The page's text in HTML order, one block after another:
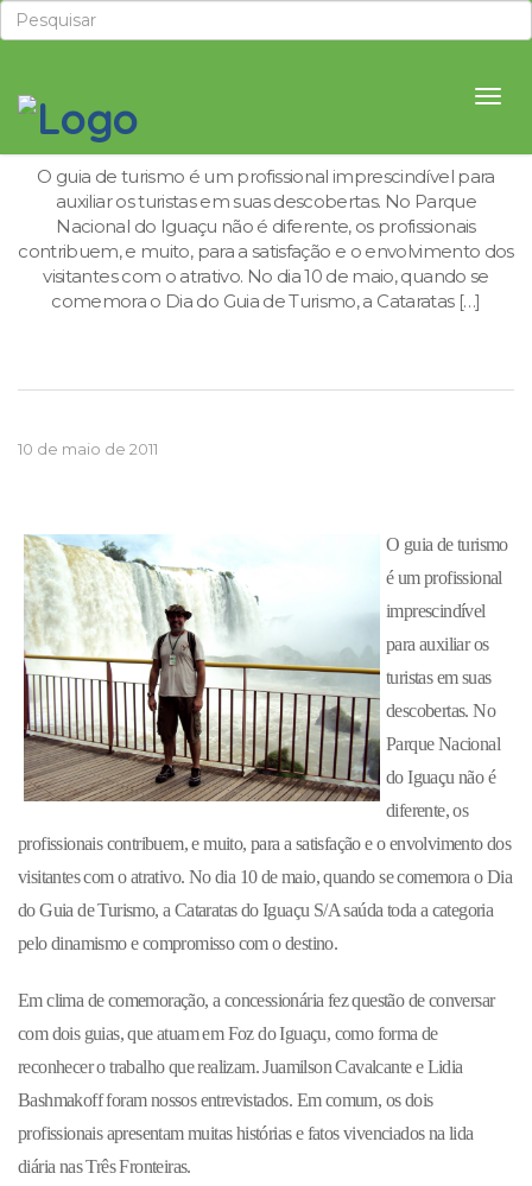
10 de maio é Dia do Guia de Turismo
O guia de turismo é um profissional imprescindível para
auxiliar os turistas em suas descobertas. No Parque
Nacional do Iguaçu não é diferente, os profissionais
contribuem, e muito, para a satisfação e o envolvimento dos
visitantes com o atrativo. No dia 10 de maio, quando se
comemora o Dia do Guia de Turismo, a Cataratas […]
10 de maio de 2011
O guia de turismo
é um profissional
imprescindível
para auxiliar os
turistas em suas
descobertas. No
Parque Nacional
do Iguaçu não é
diferente, os
profissionais contribuem, e muito, para a satisfação e o envolvimento dos
visitantes com o atrativo. No dia 10 de maio, quando se comemora o Dia
do Guia de Turismo, a Cataratas do Iguaçu S/A saúda toda a categoria
pelo dinamismo e compromisso com o destino.
Em clima de comemoração, a concessionária fez questão de conversar
com dois guias, que atuam em Foz do Iguaçu, como forma de
reconhecer o trabalho que realizam. Juamilson Cavalcante e Lidia
Bashmakoff foram nossos entrevistados. Em comum, os dois
profissionais apresentam muitas histórias e fatos vivenciados na lida
diária nas Três Fronteiras.